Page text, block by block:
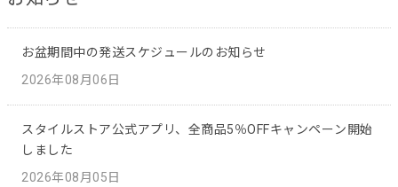
お盆期間中の発送スケジュールのお知らせ
2026年08月06日
スタイルストア公式アプリ、全商品5％OFFキャンペーン開始
しました
2026年08月05日